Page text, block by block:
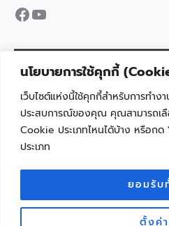
นโยบายการใช้คุกกี้
เว็บไซต์แห่งนี้ใช้คุกกี้สำหรับการทำ
ประสบการณ์ของคุณ คุณสามารถเลื
Cookie ประเภทไหนได้บ้าง หรือก
ประเภท
ตั้งค่
ยอมรับ
Facebook
YouTube
Copyright © 2026 ครูนักพัฒนา จุดประกายกา